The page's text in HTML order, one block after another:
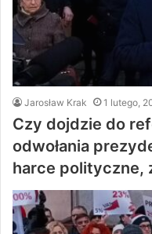
Jarosław Krak 1 lutego,
Czy dojdzie do
odwołania
harce polityczne,